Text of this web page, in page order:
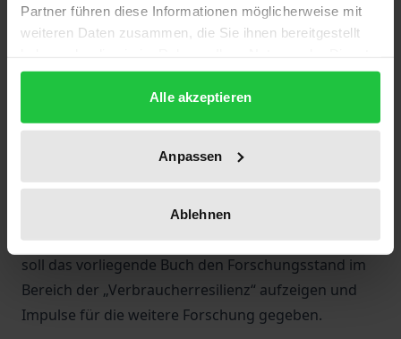
Partner führen diese Informationen möglicherweise mit
weiteren Daten zusammen, die Sie ihnen bereitgestellt
gesammelt haben.
Alle akzeptieren
Anpassen
Ablehnen
Interesse der Verbraucherwissenschaften geweckt.
Wenngleich grundsätzlich rar, befassen sich
der Resilienz von Verbraucherinnen und
Terroranschlägen (Rew & Minor 2018) oder aber
wiederkehrenden Stressfaktoren, welche z.B. im
Kontext des analogen oder digitalen Konsums
verortet werden können. Vor diesem Hintergrund
soll das vorliegende Buch den Forschungsstand im
Bereich der „Verbraucherresilienz“ aufzeigen und
Impulse für die weitere Forschung gegeben.